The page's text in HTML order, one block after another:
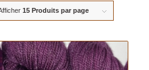
15 Produits par page